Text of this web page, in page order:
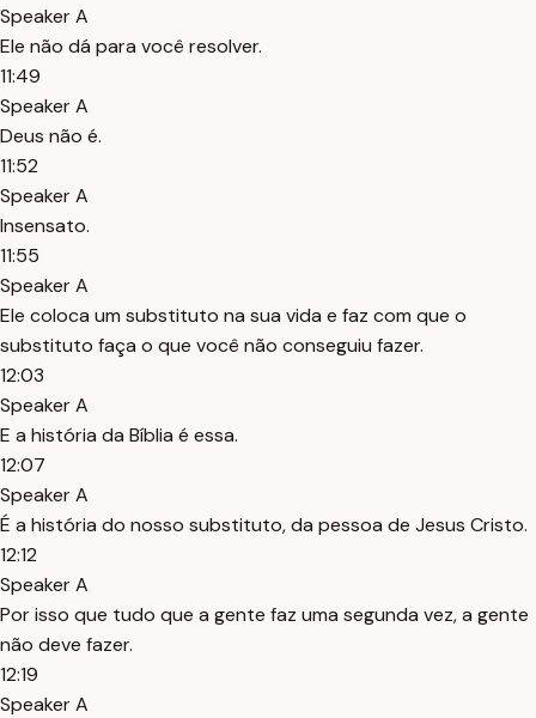
Speaker A
Ele não dá para você resolver.
11:49
Speaker A
Deus não é.
11:52
Speaker A
Insensato.
11:55
Speaker A
Ele coloca um substituto na sua vida e faz com que o
substituto faça o que você não conseguiu fazer.
12:03
Speaker A
E a história da Bíblia é essa.
12:07
Speaker A
É a história do nosso substituto, da pessoa de Jesus Cristo.
12:12
Speaker A
Por isso que tudo que a gente faz uma segunda vez, a gente
não deve fazer.
12:19
Speaker A